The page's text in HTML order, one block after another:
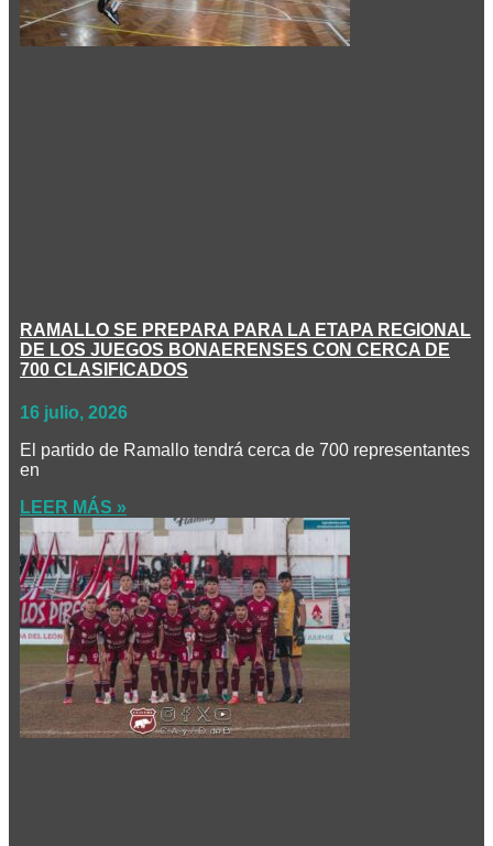
RAMALLO SE PREPARA PARA LA ETAPA REGIONAL
DE LOS JUEGOS BONAERENSES CON CERCA DE
700 CLASIFICADOS
16 julio, 2026
El partido de Ramallo tendrá cerca de 700 representantes
en
LEER MÁS »